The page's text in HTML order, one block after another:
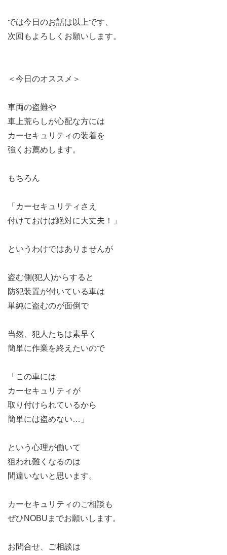
では今日のお話は以上です、
次回もよろしくお願いします。
＜今日のオススメ＞
車両の盗難や
車上荒らしが心配な方には
カーセキュリティの装着を
強くお薦めします。
もちろん
「カーセキュリティさえ
付けておけば絶対に大丈夫！」
というわけではありませんが
盗む側(犯人)からすると
防犯装置が付いている車は
単純に盗むのが面倒で
当然、犯人たちは素早く
簡単に作業を終えたいので
「この車には
カーセキュリティが
取り付けられているから
簡単には盗めない…」
という心理が働いて
狙われ難くなるのは
間違いないと思います。
カーセキュリティのご相談も
ぜひNOBUまでお願いします。
お問合せ、ご相談は